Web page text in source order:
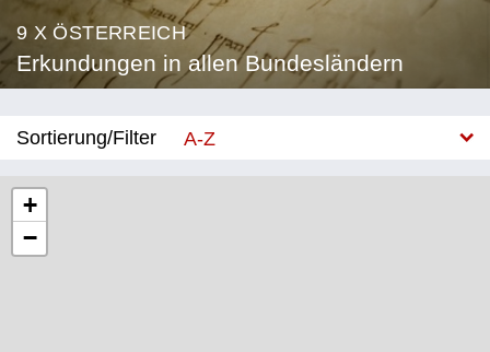
9 X ÖSTERREICH
Erkundungen in allen Bundesländern
Sortierung/Filter
A-Z
+
−